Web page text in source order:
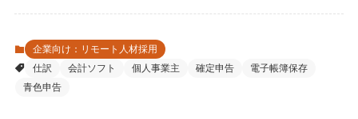
企業向け：リモート人材採用
仕訳
会計ソフト 個人事業主 確定申告
電子帳簿保存
青色申告